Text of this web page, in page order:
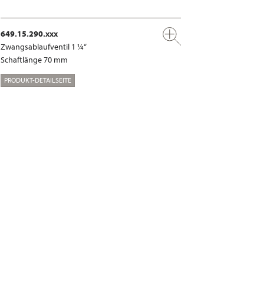
649.15.290.xxx
Zwangsablaufventil 1 ¼“
Schaftlänge 70 mm
PRODUKT-DETAILSEITE